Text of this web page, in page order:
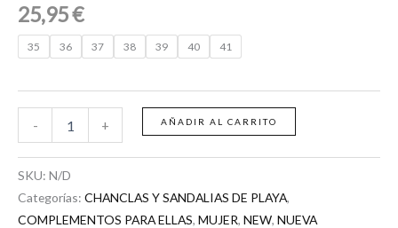
25,95€
35 36 37 38 39 40 41
- + AÑADIR AL CARRITO
SKU: N/D
Categorías: CHANCLAS Y SANDALIAS DE PLAYA,
COMPLEMENTOS PARA ELLAS, MUJER, NEW, NUEVA